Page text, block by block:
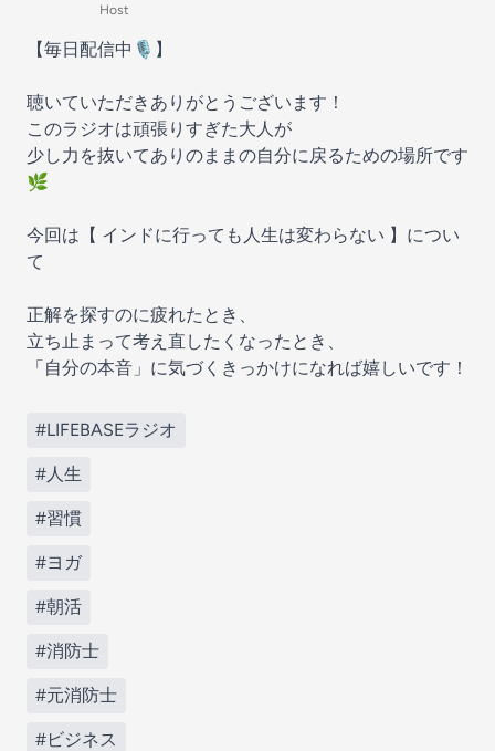
Host
【毎日配信中🎙️】
聴いていただきありがとうございます！
このラジオは頑張りすぎた大人が
少し力を抜いてありのままの自分に戻るための場所です
🌿
今回は【 インドに行っても人生は変わらない 】につい
て
正解を探すのに疲れたとき、
立ち止まって考え直したくなったとき、
「自分の本音」に気づくきっかけになれば嬉しいです！
#LIFEBASEラジオ
#人生
#習慣
#ヨガ
#朝活
#消防士
#元消防士
#ビジネス